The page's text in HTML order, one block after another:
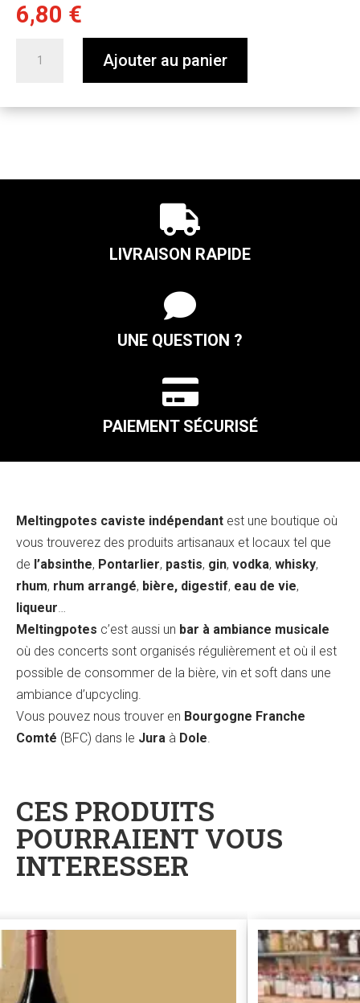
6,80 €
Ambrée
Ajouter au panier

LIVRAISON RAPIDE

UNE QUESTION ?

PAIEMENT SÉCURISÉ
Meltingpotes caviste indépendant est une boutique où
vous trouverez des produits artisanaux et locaux tel que
de l’absinthe, Pontarlier, pastis, gin, vodka, whisky,
rhum, rhum arrangé, bière, digestif, eau de vie,
liqueur…
Meltingpotes c’est aussi un bar à ambiance musicale
où des concerts sont organisés régulièrement et où il est
possible de consommer de la bière, vin et soft dans une
ambiance d’upcycling.
Vous pouvez nous trouver en Bourgogne Franche
Comté (BFC) dans le Jura à Dole.
CES PRODUITS
POURRAIENT VOUS
INTERESSER